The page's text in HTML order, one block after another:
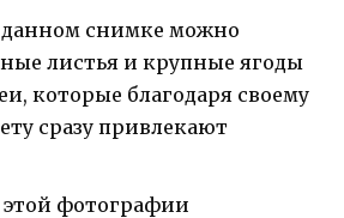
снимке можно
листья и крупные ягоды
которые благодаря своему
сразу привлекают
фотографии